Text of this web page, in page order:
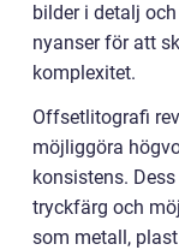
bilder i detalj
nyanser för att
komplexitet.
Offsetlitografi
möjliggöra
konsistens.
tryckfärg och
som metall,